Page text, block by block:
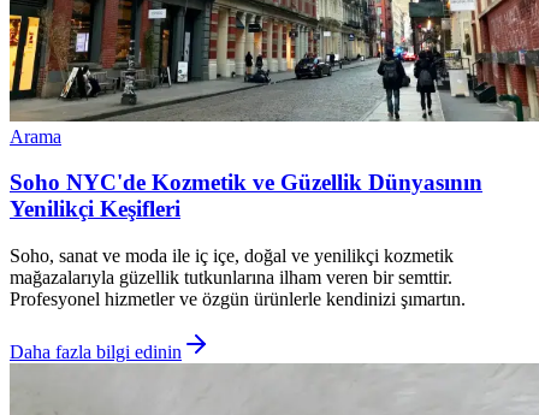
Arama
Soho NYC'de Kozmetik ve Güzellik Dünyasının
Yenilikçi Keşifleri
Soho, sanat ve moda ile iç içe, doğal ve yenilikçi kozmetik
mağazalarıyla güzellik tutkunlarına ilham veren bir semttir.
Profesyonel hizmetler ve özgün ürünlerle kendinizi şımartın.
Daha fazla bilgi edinin